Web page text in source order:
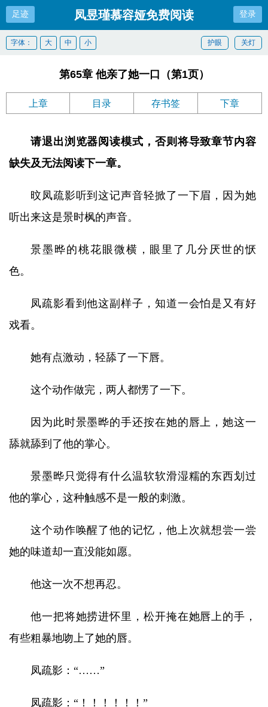
足迹 凤昱瑾慕容娅免费阅读 登录
关灯
护眼
字体： 大 中 小
第65章 他亲了她一口（第1页）
上章 目录 存书签 下章
请退出浏览器阅读模式，否则将导致章节内容
缺失及无法阅读下一章。
旼凤疏影听到这记声音轻掀了一下眉，因为她
听出来这是景时枫的声音。
景墨晔的桃花眼微横，眼里了几分厌世的恹
色。
凤疏影看到他这副样子，知道一会怕是又有好
戏看。
她有点激动，轻舔了一下唇。
这个动作做完，两人都愣了一下。
因为此时景墨晔的手还按在她的唇上，她这一
舔就舔到了他的掌心。
景墨晔只觉得有什么温软软滑湿糯的东西划过
他的掌心，这种触感不是一般的刺激。
这个动作唤醒了他的记忆，他上次就想尝一尝
她的味道却一直没能如愿。
他这一次不想再忍。
他一把将她捞进怀里，松开掩在她唇上的手，
有些粗暴地吻上了她的唇。
凤疏影：“……”
凤疏影：“！！！！！！”